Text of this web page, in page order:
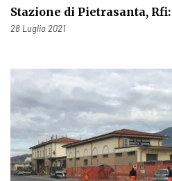
Stazione di Pietrasanta,
Pubblicato il
28 Luglio 2021